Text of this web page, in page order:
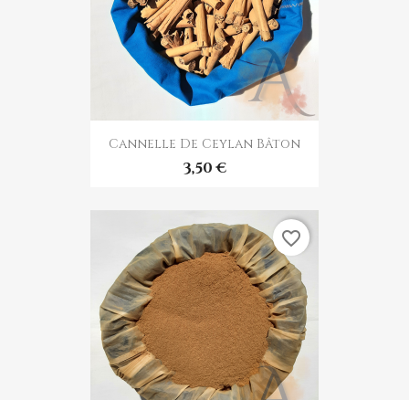
Cannelle De Ceylan Bâton
3,50 €
favorite_border